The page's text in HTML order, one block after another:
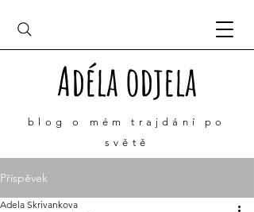
Adéla odjela
blog o mémtrajdání
po
světě
Příspěvek
Adela Skrivankova